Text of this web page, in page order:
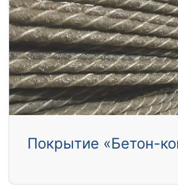
Покрытие «Бетон-